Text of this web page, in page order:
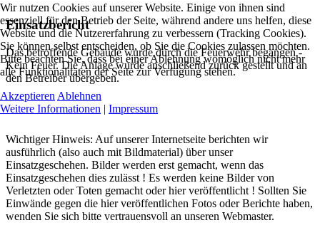
Einsatzbericht
Das betroffende Gebäude wurde durch die Feuerwehr begangen -
Kein Feuer. Die Anlage wurde anschließend zurück gestellt und an
den Betreiber übergeben.
Wichtiger Hinweis: Auf unserer Internetseite berichten wir
ausführlich (also auch mit Bildmaterial) über unser
Einsatzgeschehen. Bilder werden erst gemacht, wenn das
Einsatzgeschehen dies zulässt ! Es werden keine Bilder von
Verletzten oder Toten gemacht oder hier veröffentlicht ! Sollten Sie
Einwände gegen die hier veröffentlichen Fotos oder Berichte haben,
wenden Sie sich bitte vertrauensvoll an unseren Webmaster.
Wir nutzen Cookies auf unserer Website. Einige von ihnen sind
essenziell für den Betrieb der Seite, während andere uns helfen, diese
Website und die Nutzererfahrung zu verbessern (Tracking Cookies).
Sie können selbst entscheiden, ob Sie die Cookies zulassen möchten.
Bitte beachten Sie, dass bei einer Ablehnung womöglich nicht mehr
alle Funktionalitäten der Seite zur Verfügung stehen.
Akzeptieren Ablehnen
Weitere Informationen | Impressum